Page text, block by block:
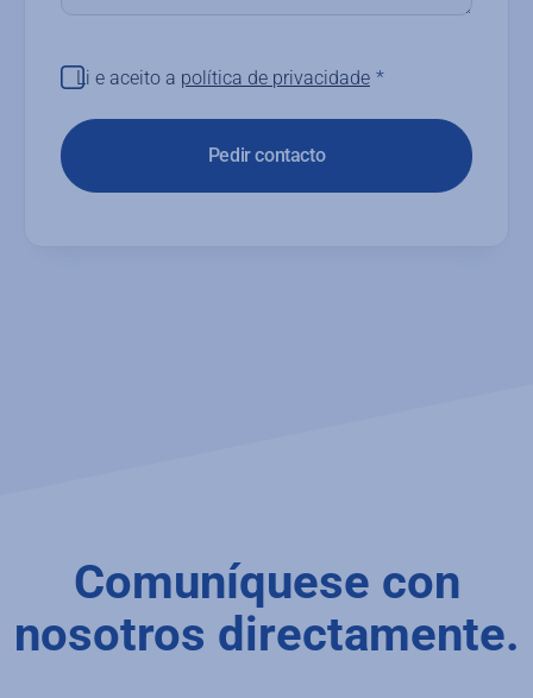
Li e aceito a política de privacidade
Comuníquese con
nosotros directamente.